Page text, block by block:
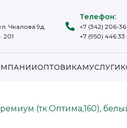
Чкалова 9д,
201
Телефон:
+7 (342) 206-
+7 (950) 446 33
ОПТОВИКАМУСЛУГИ